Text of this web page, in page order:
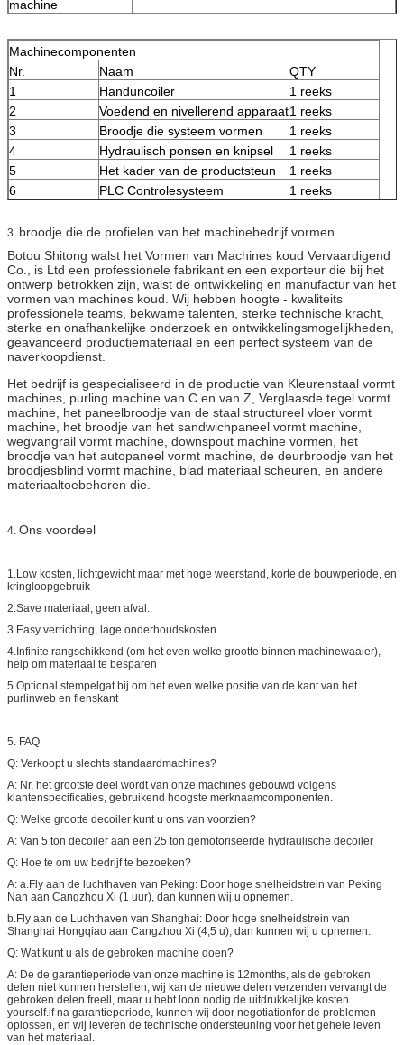
machine
Machinecomponenten
Nr.
Naam
QTY
1
Handuncoiler
1 reeks
2
Voedend en nivellerend apparaat1 reeks
3
Broodje die systeem vormen
1 reeks
4
Hydraulisch ponsen en knipsel
1 reeks
5
Het kader van de productsteun
1 reeks
6
PLC Controlesysteem 1 reeks
3. broodje die de profielen van het machinebedrijf vormen
Botou Shitong walst het Vormen van Machines koud Vervaardigend
Co., is Ltd een professionele fabrikant en een exporteur die bij het
ontwerp betrokken zijn, walst de ontwikkeling en manufactur van het
vormen van machines koud. Wij hebben hoogte - kwaliteits
professionele teams, bekwame talenten, sterke technische kracht,
sterke en onafhankelijke onderzoek en ontwikkelingsmogelijkheden,
geavanceerd productiemateriaal en een perfect systeem van de
naverkoopdienst.
Het bedrijf is gespecialiseerd in de productie van Kleurenstaal vormt
machines, purling machine van C en van Z, Verglaasde tegel vormt
machine, het paneelbroodje van de staal structureel vloer vormt
machine, het broodje van het sandwichpaneel vormt machine,
wegvangrail vormt machine, downspout machine vormen, het
broodje van het autopaneel vormt machine, de deurbroodje van het
broodjesblind vormt machine, blad materiaal scheuren, en andere
materiaaltoebehoren die.
4. Ons voordeel
1.Low kosten, lichtgewicht maar met hoge weerstand, korte de bouwperiode, en
kringloopgebruik
2.Save materiaal, geen afval.
3.Easy verrichting, lage onderhoudskosten
4.Infinite rangschikkend (om het even welke grootte binnen machinewaaier),
help om materiaal te besparen
5.Optional stempelgat bij om het even welke positie van de kant van het
purlinweb en flenskant
5. FAQ
Q: Verkoopt u slechts standaardmachines?
A: Nr, het grootste deel wordt van onze machines gebouwd volgens
klantenspecificaties, gebruikend hoogste merknaamcomponenten.
Q: Welke grootte decoiler kunt u ons van voorzien?
A: Van 5 ton decoiler aan een 25 ton gemotoriseerde hydraulische decoiler
Q: Hoe te om uw bedrijf te bezoeken?
A: a.Fly aan de luchthaven van Peking: Door hoge snelheidstrein van Peking
Nan aan Cangzhou Xi (1 uur), dan kunnen wij u opnemen.
b.Fly aan de Luchthaven van Shanghai: Door hoge snelheidstrein van
Shanghai Hongqiao aan Cangzhou Xi (4,5 u), dan kunnen wij u opnemen.
Q: Wat kunt u als de gebroken machine doen?
A: De de garantieperiode van onze machine is 12months, als de gebroken
delen niet kunnen herstellen, wij kan de nieuwe delen verzenden vervangt de
gebroken delen freell, maar u hebt loon nodig de uitdrukkelijke kosten
yourself.if na garantieperiode, kunnen wij door negotiationfor de problemen
oplossen, en wij leveren de technische ondersteuning voor het gehele leven
van het materiaal.